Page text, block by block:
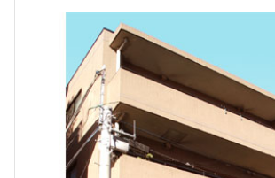
5階５２４
131,000円10,000円
1.0ヶ月
2LDK61.71㎡
当社限定物件 専任物件
お問合せ